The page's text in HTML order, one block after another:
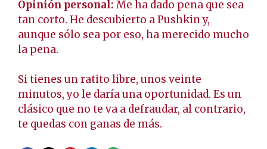
Opinión personal: Me ha dado pena que sea
tan corto. He descubierto a Pushkin y,
aunque sólo sea por eso, ha merecido mucho
la pena.
Si tienes un ratito libre, unos veinte
minutos, yo le daría una oportunidad. Es un
clásico que no te va a defraudar, al contrario,
te quedas con ganas de más.